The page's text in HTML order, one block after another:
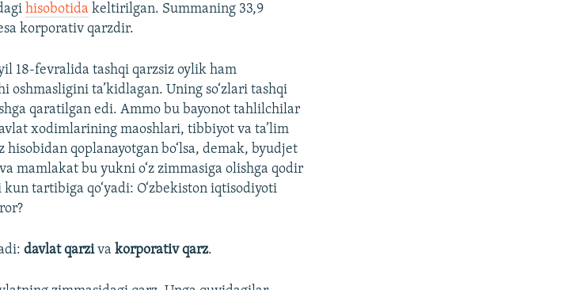
hisobotida keltirilgan. Summaning 33,9
korporativ qarzdir.
18-fevralida tashqi qarzsiz oylik ham
oshmasligini ta’kidlagan. Uning so‘zlari tashqi
qaratilgan edi. Ammo bu bayonot tahlilchilar
xodimlarining maoshlari, tibbiyot va ta’lim
qoplanayotgan bo‘lsa, demak, byudjet
mamlakat bu yukni o‘z zimmasiga olishga qodir
tartibiga qo‘yadi: O‘zbekiston iqtisodiyoti
davlat qarzivakorporativ qarz.